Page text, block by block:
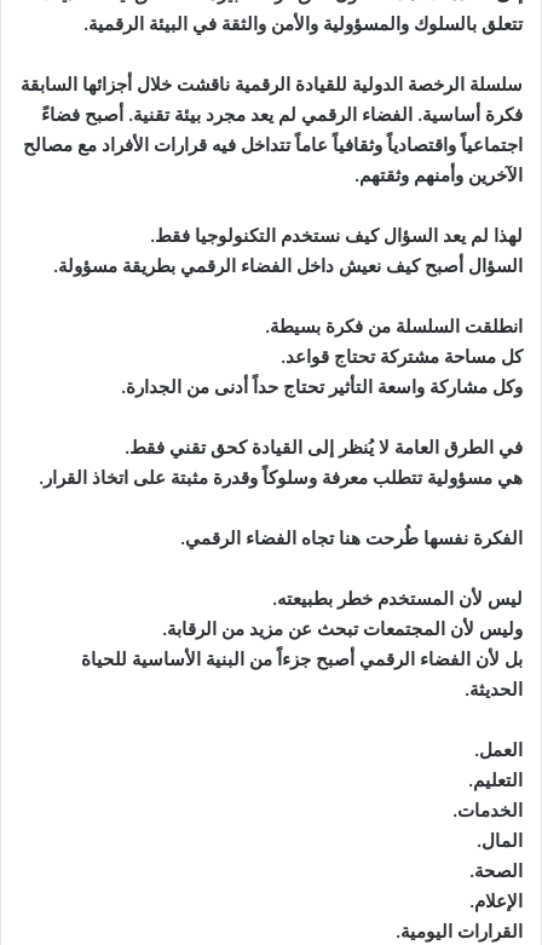
تتعلق بالسلوك والمسؤولية والأمن والثقة في البيئة الرقمية.
سلسلة الرخصة الدولية للقيادة الرقمية ناقشت خلال أجزائها السابقة
فكرة أساسية. الفضاء الرقمي لم يعد مجرد بيئة تقنية. أصبح فضاءً
اجتماعياً واقتصادياً وثقافياً عاماً تتداخل فيه قرارات الأفراد مع مصالح
الآخرين وأمنهم وثقتهم.
لهذا لم يعد السؤال كيف نستخدم التكنولوجيا فقط.
السؤال أصبح كيف نعيش داخل الفضاء الرقمي بطريقة مسؤولة.
انطلقت السلسلة من فكرة بسيطة.
كل مساحة مشتركة تحتاج قواعد.
وكل مشاركة واسعة التأثير تحتاج حداً أدنى من الجدارة.
في الطرق العامة لا يُنظر إلى القيادة كحق تقني فقط.
هي مسؤولية تتطلب معرفة وسلوكاً وقدرة مثبتة على اتخاذ القرار.
الفكرة نفسها طُرحت هنا تجاه الفضاء الرقمي.
ليس لأن المستخدم خطر بطبيعته.
وليس لأن المجتمعات تبحث عن مزيد من الرقابة.
بل لأن الفضاء الرقمي أصبح جزءاً من البنية الأساسية للحياة
الحديثة.
العمل.
التعليم.
الخدمات.
المال.
الصحة.
الإعلام.
القرارات اليومية.